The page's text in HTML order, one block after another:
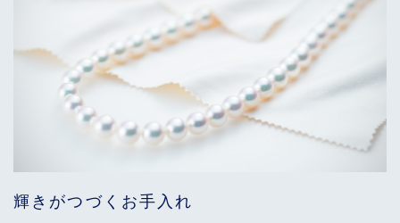
輝きがつづくお手入れ